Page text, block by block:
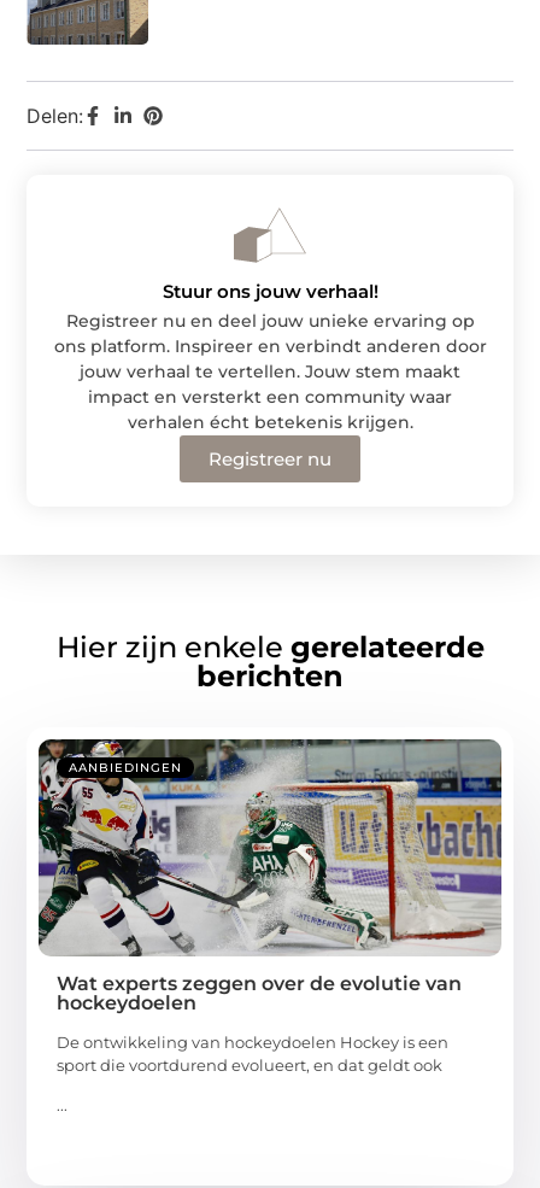
Delen:
Stuur ons jouw verhaal!
Registreer nu en deel jouw unieke ervaring op
ons platform. Inspireer en verbindt anderen door
jouw verhaal te vertellen. Jouw stem maakt
impact en versterkt een community waar
verhalen écht betekenis krijgen.
Registreer nu
Hier zijn enkele gerelateerde
berichten
AANBIEDINGEN
Wat experts zeggen over de evolutie van
hockeydoelen
De ontwikkeling van hockeydoelen Hockey is een
sport die voortdurend evolueert, en dat geldt ook
...